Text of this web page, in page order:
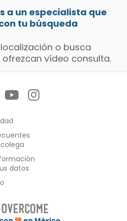
a un especialista que
tu búsqueda
o busca
vídeo consulta.
datos